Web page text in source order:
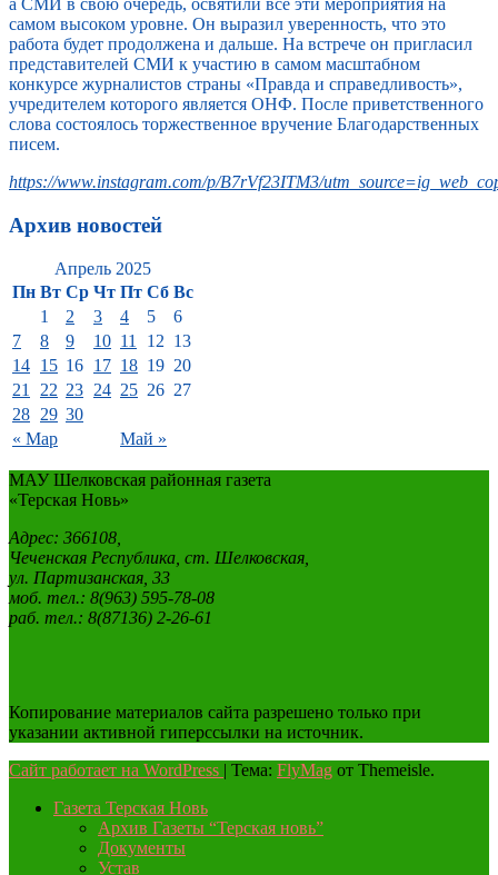
а СМИ в свою очередь, освятили все эти мероприятия на
самом высоком уровне. Он выразил уверенность, что это
работа будет продолжена и дальше. На встрече он пригласил
представителей СМИ к участию в самом масштабном
конкурсе журналистов страны «Правда и справедливость»,
учредителем которого является ОНФ. После приветственного
слова состоялось торжественное вручение Благодарственных
писем.
https://www.instagram.com/p/B7rVf23ITM3/
Архив новостей
Апрель 2025
Пн Вт Ср Чт Пт Сб Вс
« Мар Май »
1 2 3 4 5
6
7
8 9 10 11 12 13
14 15 16 17 18 19 20
21
22 23 24 25 26 27
28 29 30
МАУ Шелковская районная газета
«Терская Новь»
Адрес: 366108,
Чеченская Республика, ст. Шелковская,
ул. Партизанская, 33
моб. тел.: 8(963) 595-78-08
раб. тел.: 8(87136) 2-26-61
Копирование материалов сайта разрешено только при
указании активной гиперссылки на источник.
Сайт работает на WordPress | Тема: FlyMag от Themeisle.
Газета Терская Новь
Архив Газеты “Терская новь”
Документы
Устав